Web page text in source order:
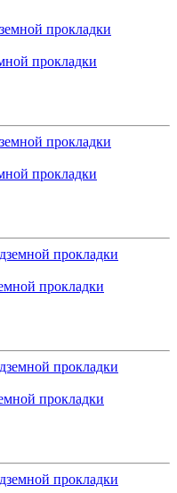
прокладки
прокладки
прокладки
прокладки